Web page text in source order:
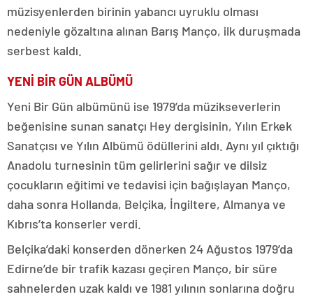
müzisyenlerden birinin yabancı uyruklu olması
nedeniyle gözaltına alınan Barış Manço, ilk duruşmada
serbest kaldı.
YENİ BİR GÜN ALBÜMÜ
Yeni Bir Gün albümünü ise 1979’da müzikseverlerin
beğenisine sunan sanatçı Hey dergisinin, Yılın Erkek
Sanatçısı ve Yılın Albümü ödüllerini aldı. Aynı yıl çıktığı
Anadolu turnesinin tüm gelirlerini sağır ve dilsiz
çocukların eğitimi ve tedavisi için bağışlayan Manço,
daha sonra Hollanda, Belçika, İngiltere, Almanya ve
Kıbrıs’ta konserler verdi.
Belçika’daki konserden dönerken 24 Ağustos 1979’da
Edirne’de bir trafik kazası geçiren Manço, bir süre
sahnelerden uzak kaldı ve 1981 yılının sonlarına doğru